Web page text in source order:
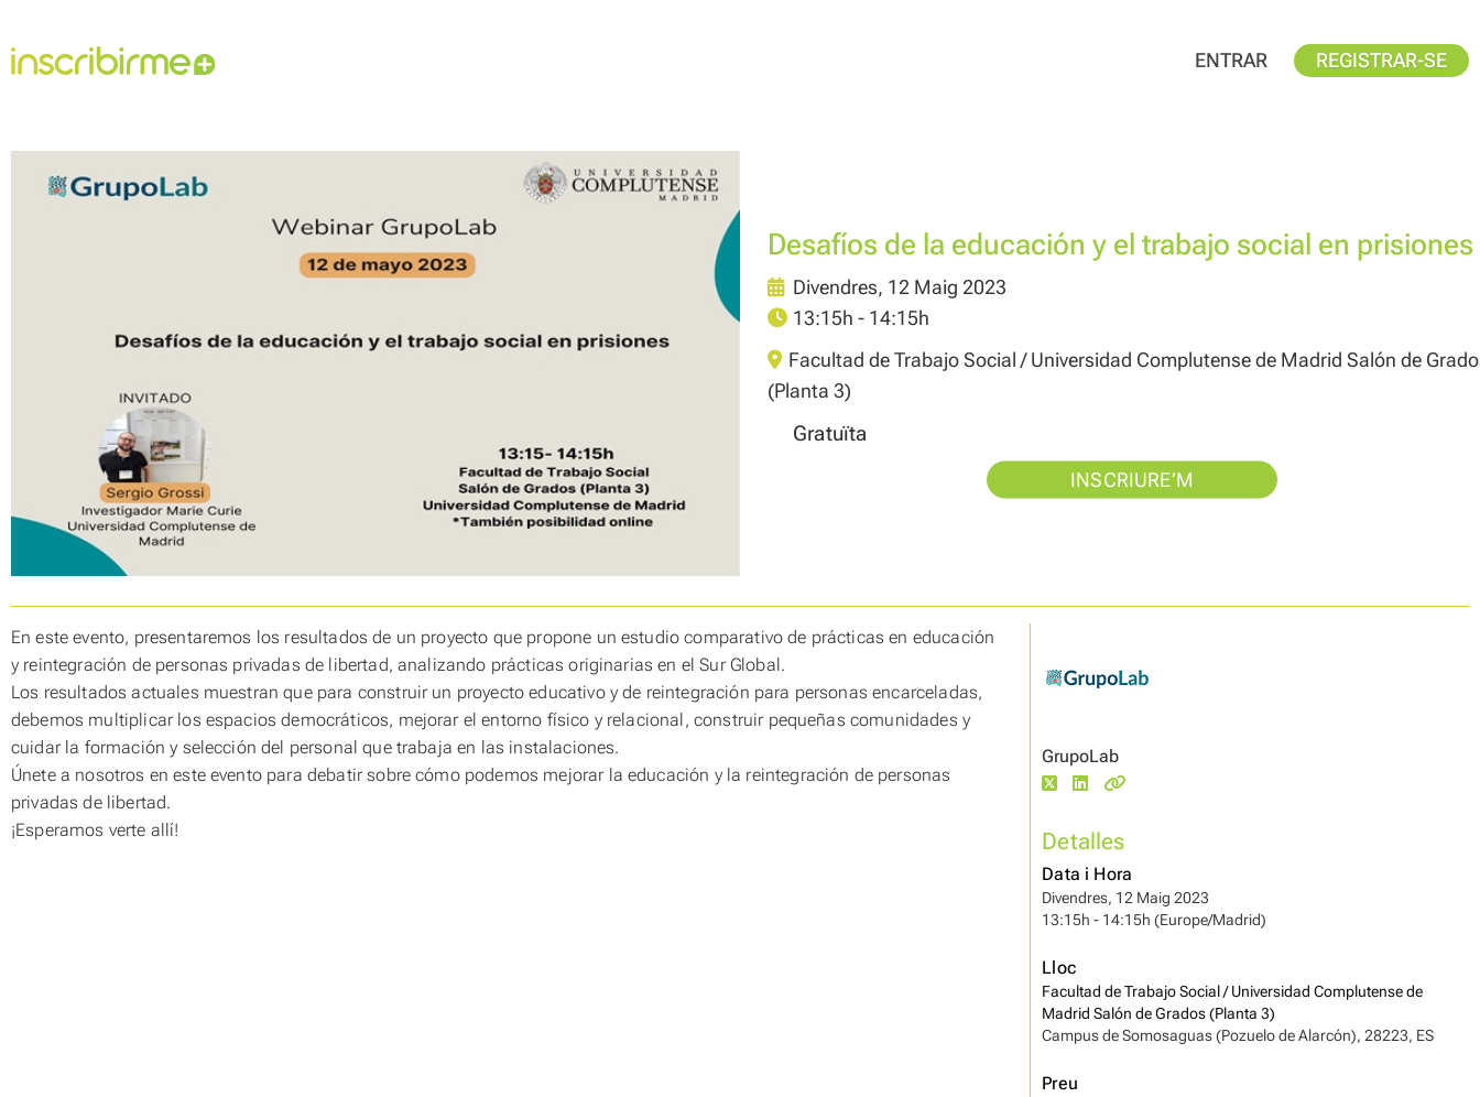
ENTRAR REGISTRAR-SE
Desafíos de la educación y el trabajo social en prisiones
Divendres, 12 Maig 2023
13:15h - 14:15h
Facultad de Trabajo Social / Universidad Complutense de Madrid Salón de
(Planta 3)
Gratuïta
INSCRIURE’M
En este evento, presentaremos los resultados de un proyecto que propone un estudio comparativo de prácticas en educación
y reintegración de personas privadas de libertad, analizando prácticas originarias en el Sur Global.
Los resultados actuales muestran que para construir un proyecto educativo y de reintegración para personas encarceladas,
debemos multiplicar los espacios democráticos, mejorar el entorno físico y relacional, construir pequeñas comunidades y
cuidar la formación y selección del personal que trabaja en las instalaciones.
Únete a nosotros en este evento para debatir sobre cómo podemos mejorar la educación y la reintegración de personas
privadas de libertad.
¡Esperamos verte allí!
GrupoLab
Detalles
Data i Hora
Divendres, 12 Maig 2023
13:15h - 14:15h (Europe/Madrid)
Lloc
Facultad de Trabajo Social / Universidad Complutense de
Madrid Salón de Grados (Planta 3)
Campus de Somosaguas (Pozuelo de Alarcón), 28223, ES
Preu